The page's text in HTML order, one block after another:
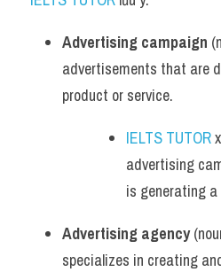
Advertising campaign
advertisements that are
product or service.
IELTS TUTOR
advertising
is generating
Advertising agency
specializes in creating